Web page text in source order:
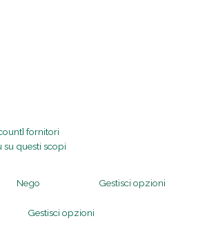
fornitori
su questi scopi
Nego Gestisci opzioni
Gestisci opzioni